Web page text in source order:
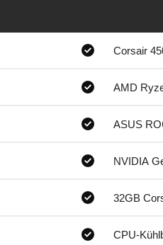
Corsair
AMD
ASUS
NVIDIA
32GB
CPU-